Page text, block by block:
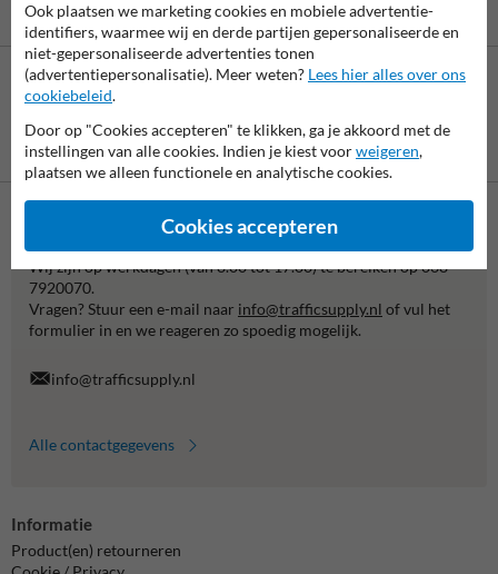
Betaling achteraf
is mogelijk
Wij zijn op werkdagen (van 8.00 tot 17.00) te bereiken op 038-
7920070.
Vragen? Stuur een e-mail naar info@trafficsupply.nl of vul het
formulier in en we reageren zo spoedig mogelijk.
info@trafficsupply.nl
Alle contactgegevens
Informatie
Product(en) retourneren
Ook plaatsen we marketing cookies en mobiele advertentie-
identifiers, waarmee wij en derde partijen gepersonaliseerde en
niet-gepersonaliseerde advertenties tonen
(advertentiepersonalisatie). Meer weten? Lees hier alles over ons
cookiebeleid.
Door op "Cookies accepteren" te klikken, ga je akkoord met de
instellingen van alle cookies. Indien je kiest voorweigeren,
plaatsen we alleen functionele en analytische cookies.
Cookies accepteren